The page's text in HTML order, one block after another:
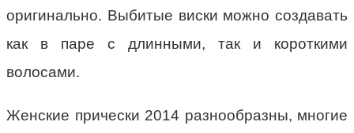
оригинально. Выбитые виски можно создавать
как в паре с длинными, так и короткими
волосами.
Женские прически 2014 разнообразны, многие